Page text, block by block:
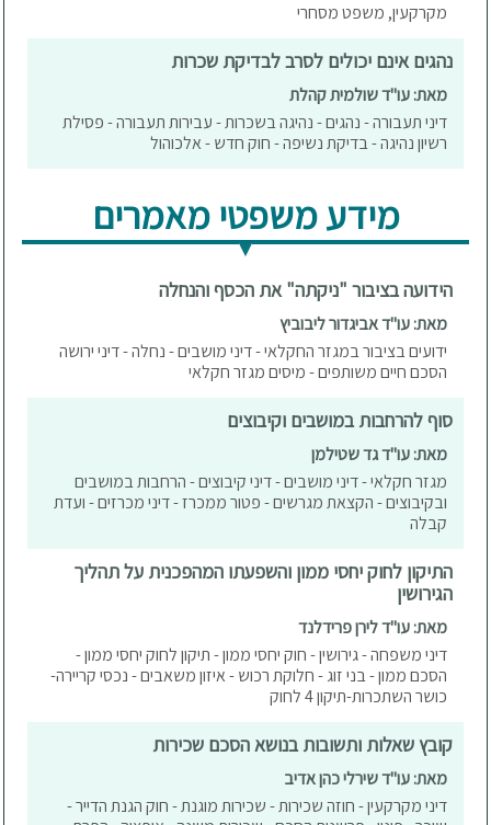
מקרקעין, משפט מסחרי
נהגים אינם יכולים לסרב לבדיקת שכרות
מאת: עו"ד שולמית קהלת
דיני תעבורה - נהגים - נהיגה בשכרות - עבירות תעבורה - פסילת
רשיון נהיגה - בדיקת נשיפה - חוק חדש - אלכוהול
מידע משפטי מאמרים
הידועה בציבור "ניקתה" את הכסף והנחלה
מאת: עו"ד אביגדור ליבוביץ
ידועים בציבור במגזר החקלאי - דיני מושבים - נחלה - דיני ירושה
הסכם חיים משותפים - מיסים מגזר חקלאי
סוף להרחבות במושבים וקיבוצים
מאת: עו"ד גד שטילמן
מגזר חקלאי - דיני מושבים - דיני קיבוצים - הרחבות במושבים
ובקיבוצים - הקצאת מגרשים - פטור ממכרז - דיני מכרזים - ועדת
קבלה
התיקון לחוק יחסי ממון והשפעתו המהפכנית על תהליך
הגירושין
מאת: עו"ד לירן פרידלנד
דיני משפחה - גירושין - חוק יחסי ממון - תיקון לחוק יחסי ממון -
הסכם ממון - בני זוג - חלוקת רכוש - איזון משאבים - נכסי קריירה-
כושר השתכרות-תיקון 4 לחוק
קובץ שאלות ותשובות בנושא הסכם שכירות
מאת: עו"ד שירלי כהן אדיב
דיני מקרקעין - חוזה שכירות - שכירות מוגנת - חוק הגנת הדייר -